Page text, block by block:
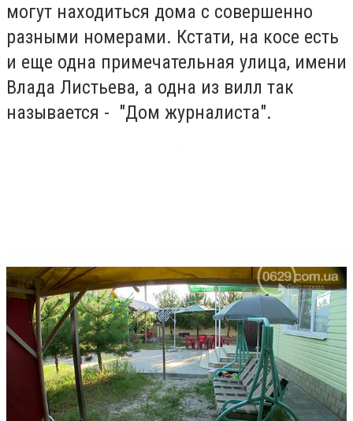
могут находиться дома с совершенно
разными номерами. Кстати, на косе есть
и еще одна примечательная улица, имени
Влада Листьева, а одна из вилл так
называется - "Дом журналиста".